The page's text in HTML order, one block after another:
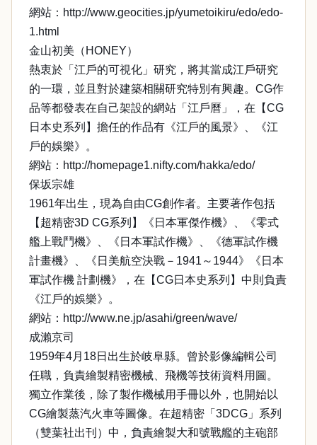
網站：http://www.geocities.jp/yumetoikiru/edo/edo-
1.html
金山初美（HONEY）
熱衷於「江戶的可視化」研究，將其當成江戶研究
的一環，並且對於建築相關研究特別有興趣。CG作
品等都發表在自己架設的網站「江戶曆」，在【CG
日本史系列】擔任的作品有《江戶的風景》、《江
戶的娛樂》。
網站：http://homepage1.nifty.com/hakka/edo/
保坂宗雄
1961年出生，現為自由CG創作者。主要著作包括
【超精密3D CG系列】《日本軍傑作機》、《零式
艦上戰鬥機》、《日本軍試作機》、《德軍試作機
計畫機》、《日美航空決戰－1941～1944》《日本
軍試作機 計劃機》，在【CG日本史系列】中則負責
《江戶的娛樂》。
網站：http://www.ne.jp/asahi/green/wave/
成瀨京司
1959年4月18日出生於岐阜縣。曾於影像編輯公司
任職，負責繪製精密機械、飛機等技術資料用圖。
獨立作業後，除了製作機械用手冊以外，也開始以
CG繪製蒸汽火車等圖像。在超精密「3DCG」系列
（雙葉社出刊）中，負責繪製大和號戰艦的主砲部